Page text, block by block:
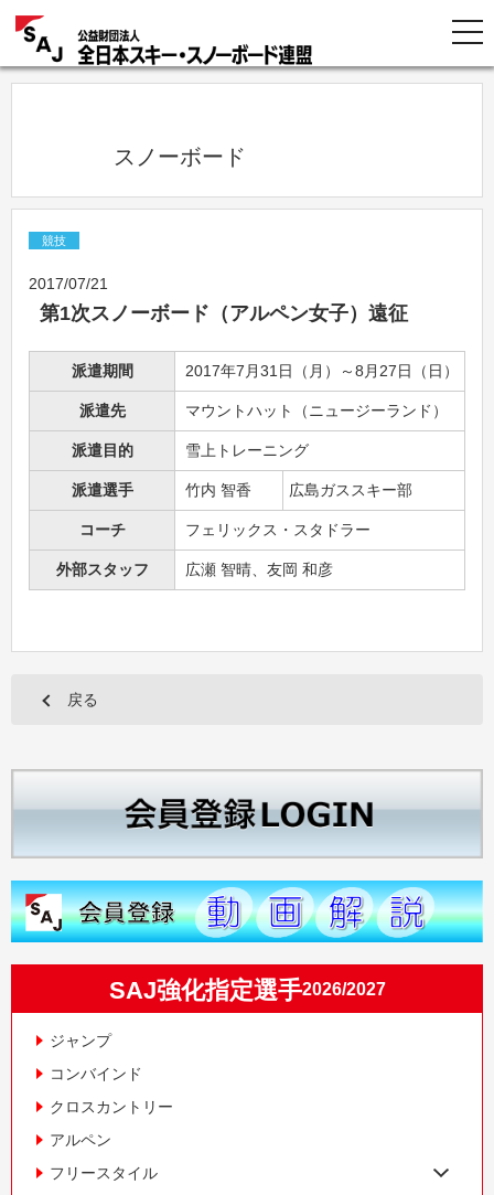
            スノーボード
競技
2017/07/21
第1次スノーボード（アルペン女子）遠征
派遣期間 2017年7月31日（月）～8月27日（日）
派遣先 マウントハット（ニュージーランド）
派遣目的 雪上トレーニング
派遣選手 竹内 智香 広島ガススキー部
コーチ フェリックス・スタドラー
外部スタッフ 広瀬 智晴、友岡 和彦
戻る
SAJ強化指定選手2026/2027
ジャンプ
コンバインド
クロスカントリー
アルペン
フリースタイル